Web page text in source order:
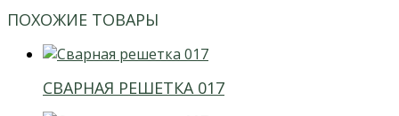
ПОХОЖИЕ ТОВАРЫ
СВАРНАЯ РЕШЕТКА 017